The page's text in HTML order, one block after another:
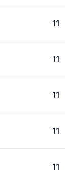
11
11
11
11
11